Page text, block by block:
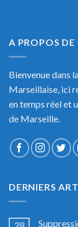
A PROPOS DE
Bienvenue dans
Marseillaise, ici
en temps réel et
de Marseille.
DERNIERS
28